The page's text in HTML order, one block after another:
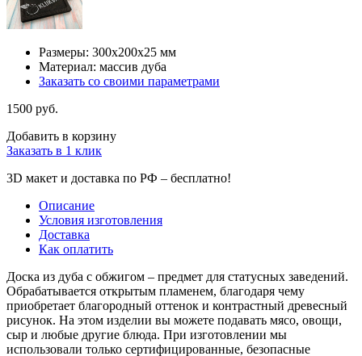
Размеры: 300х200х25 мм
Материал: массив дуба
Заказать со своими параметрами
1500 руб.
Добавить в корзину
Заказать в 1 клик
3D макет и доставка по РФ – бесплатно!
Описание
Условия изготовления
Доставка
Как оплатить
Доска из дуба с обжигом – предмет для статусных заведений.
Обрабатывается открытым пламенем, благодаря чему
приобретает благородный оттенок и контрастный древесный
рисунок. На этом изделии вы можете подавать мясо, овощи,
сыр и любые другие блюда. При изготовлении мы
использовали только сертифицированные, безопасные